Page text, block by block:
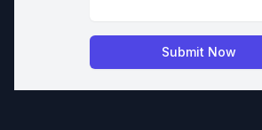
Submit Now